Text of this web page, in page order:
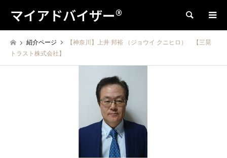
マイアドバイザー® 検索
紹介ページ
【神奈川】上井 邦裕 （ジョウイ クニヒロ） 【三晃
トラスト株式会社】